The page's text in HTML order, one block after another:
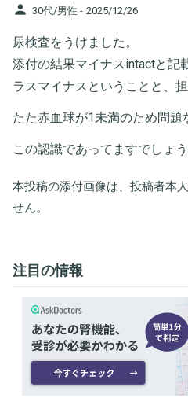
person 30代/男性 - 2025/12/26
尿検査をうけました。
添付の結果マイナスintactと記
ラスマイナスということと、
たた赤血球が1未満のため問題
この認識であってますでしょ
本投稿の添付画像は、投稿者本
せん。
注目の情報